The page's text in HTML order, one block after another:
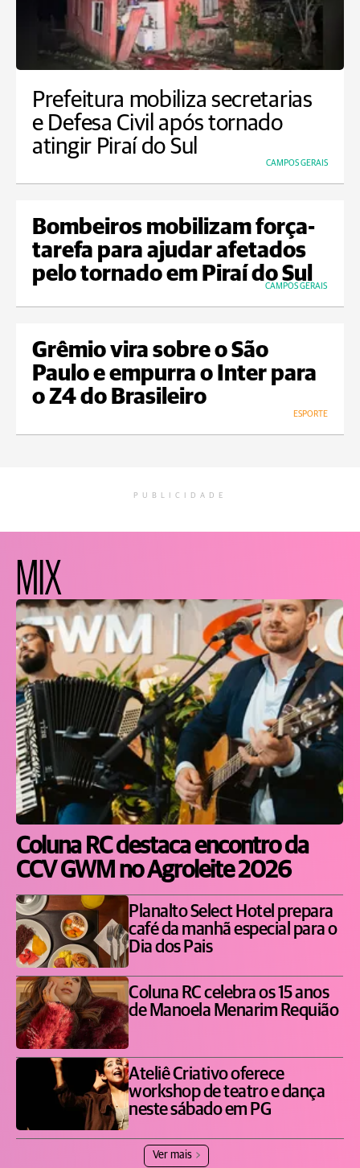
Prefeitura mobiliza secretarias
e Defesa Civil após tornado
atingir Piraí do Sul
CAMPOS GERAIS
Bombeiros mobilizam força-
tarefa para ajudar afetados
pelo tornado em Piraí do Sul
CAMPOS GERAIS
Grêmio vira sobre o São
Paulo e empurra o Inter para
o Z4 do Brasileiro
ESPORTE
PUBLICIDADE
MIX
Coluna RC destaca encontro da
CCV GWM no Agroleite 2026
Planalto Select Hotel prepara
café da manhã especial para o
Dia dos Pais
Coluna RC celebra os 15 anos
de Manoela Menarim Requião
Ateliê Criativo oferece
workshop de teatro e dança
neste sábado em PG
Ver mais